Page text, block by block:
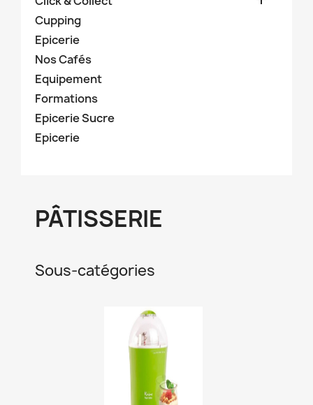
Cupping
Epicerie
Nos Cafés
Equipement
Formations
Epicerie Sucre
Epicerie
PÂTISSERIE
Sous-catégories